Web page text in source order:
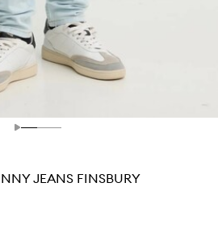
JEANS FINSBURY